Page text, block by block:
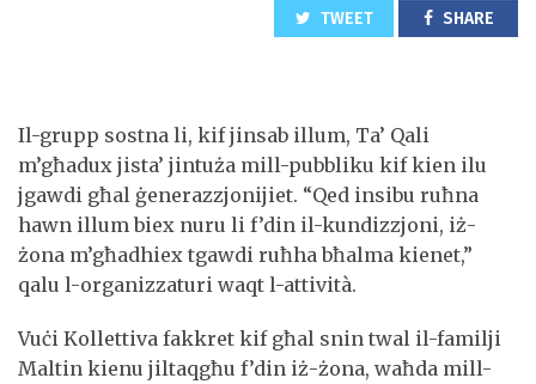
TWEET SHARE
Il-grupp sostna li, kif jinsab illum, Ta’ Qali
m’għadux jista’ jintuża mill-pubbliku kif kien ilu
jgawdi għal ġenerazzjonijiet. “Qed insibu ruħna
hawn illum biex nuru li f’din il-kundizzjoni, iż-
żona m’għadhiex tgawdi ruħha bħalma kienet,”
qalu l-organizzaturi waqt l-attività.
Vuċi Kollettiva fakkret kif għal snin twal il-familji
Maltin kienu jiltaqgħu f’din iż-żona, waħda mill-